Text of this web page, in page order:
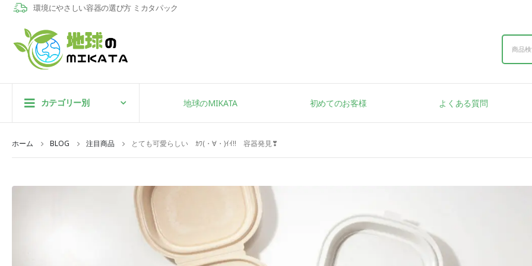
環境にやさしい容器の選び方 ミカタパック
カテゴリー別 地球のMIKATA 初めてのお客様 よくある質問
ホーム BLOG 注目商品 とても可愛らしい ｶﾜ(・∀・)ｲｲ!! 容器発見❣